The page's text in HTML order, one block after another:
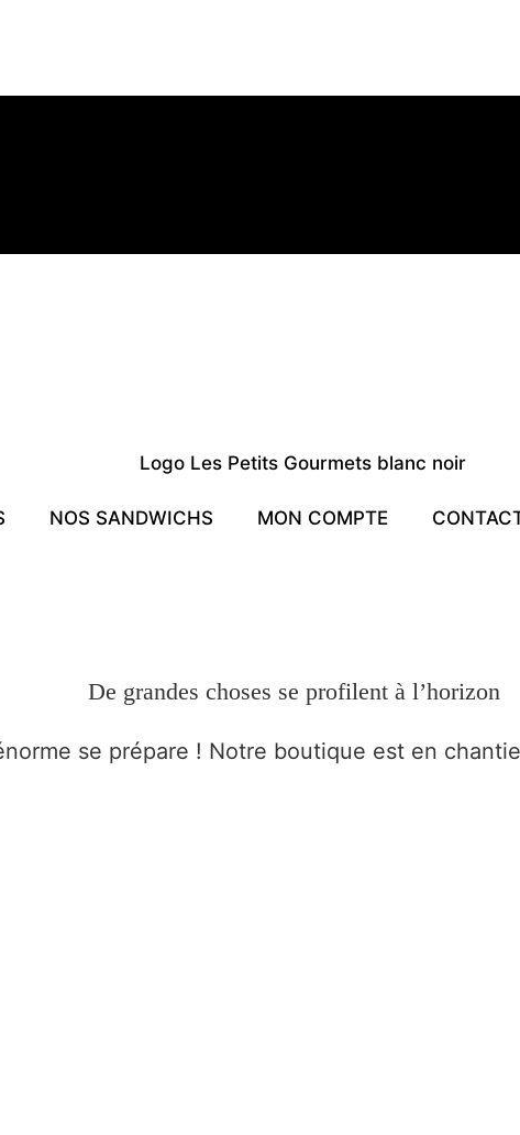
NOS SANDWICHS MON COMPTE
De grandes choses se profilent à l’horizon
se prépare ! Notre boutique est en